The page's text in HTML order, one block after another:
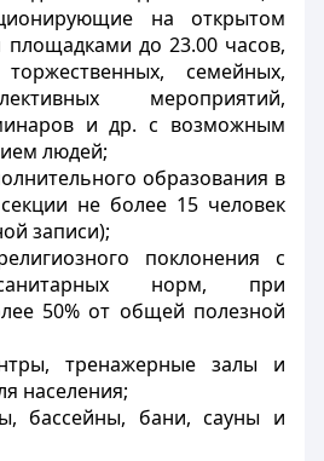
на открытом
площадками до 23.00 часов,
семейных,
мероприятий,
и др. с возможным
людей;
образования в
не более 15 человек
записи);
поклонения с
норм, при
50% от общей полезной
тренажерные залы и
населения;
бассейны, бани, сауны и